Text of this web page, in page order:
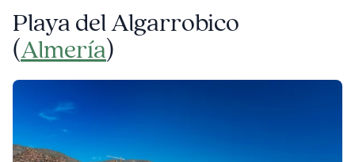
Playa del Algarrobico
(Almería)